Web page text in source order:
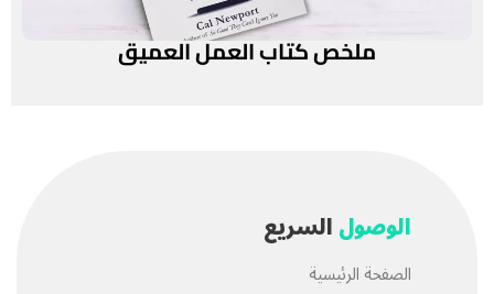
ملخص كتاب العمل العميق
الوصولالسريع
الصفحة الرئيسية